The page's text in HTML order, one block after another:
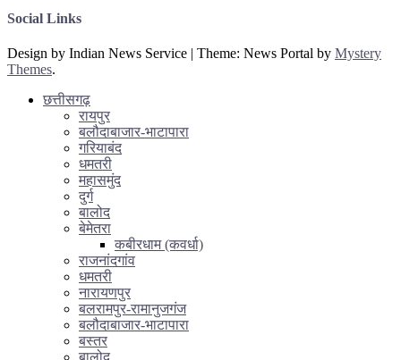
Social Links
Design by Indian News Service | Theme: News Portal by Mystery
Themes.
छत्तीसगढ़
रायपुर
बलौदाबाजार-भाटापारा
गरियाबंद
धमतरी
महासमुंद
दुर्ग
बालोद
बेमेतरा
कबीरधाम (कवर्धा)
राजनांदगांव
धमतरी
नारायणपुर
बलरामपुर-रामानुजगंज
बलौदाबाजार-भाटापारा
बस्तर